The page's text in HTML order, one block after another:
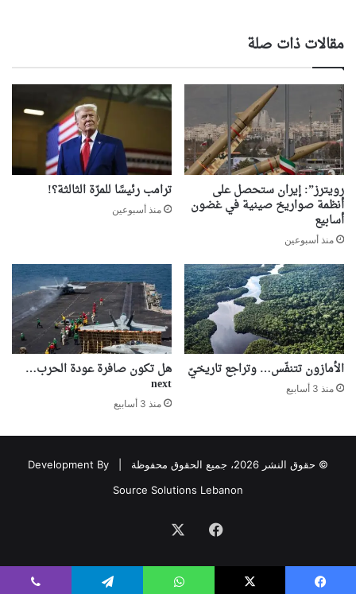
مقالات ذات صلة
رويترز”: إيران ستحصل على
أنظمة صواريخ صينية في غضون
أسابيع
منذ أسبوعين
ترامب رئيسًا للمرّة الثالثة؟!
منذ أسبوعين
الأمازون تتنفّس… وتراجع تاريخيّ
منذ 3 أسابيع
هل تكون صافرة عودة الحرب…
next
منذ 3 أسابيع
© حقوق النشر 2026، جميع الحقوق محفوظة |
Development By
Source Solutions Lebanon
فيسبوك
avec